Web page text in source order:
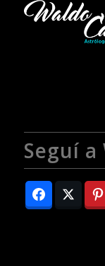
Seguí a